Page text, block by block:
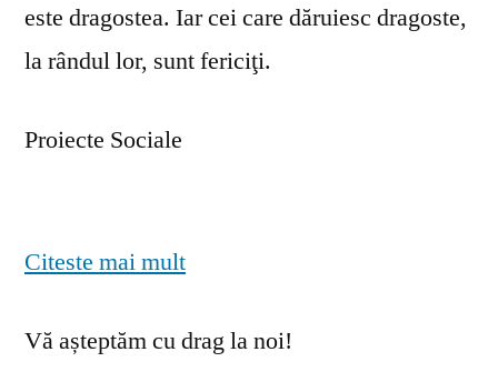
este dragostea. Iar cei care dăruiesc dragoste,
la rândul lor, sunt fericiţi.
Proiecte Sociale
Citeste mai mult
Vă așteptăm cu drag la noi!